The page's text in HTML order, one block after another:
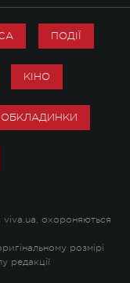
ПОДІЇ
КІНО
ОБКЛАДИНКИ
viva.ua, охороняються
розмірі
редакції